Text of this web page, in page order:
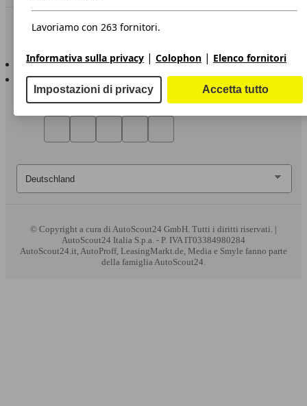
Sempre con te
AutoScout24 per iOS
AutoScout24 per Android
© Copyright a cura di AutoScout24 GmbH. Tutti i diritti riservati. |
AutoScout24 Italia S.p.a. - P. IVA IT03384980284
AutoScout24.it, AutoProff, LeasingMarkt.de, Media e Smyle fanno parte
della famiglia AutoScout24.
Lavoriamo con 263 fornitori.
Informativa sulla privacy | Colophon | Elenco fornitori
Impostazioni di privacy Accetta tutto